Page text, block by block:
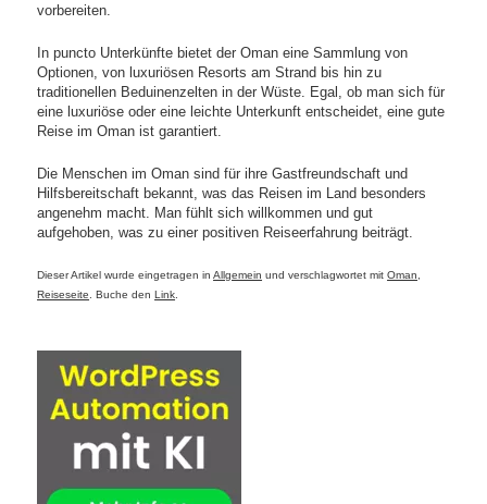
vorbereiten.
In puncto Unterkünfte bietet der Oman eine Sammlung von
Optionen, von luxuriösen Resorts am Strand bis hin zu
traditionellen Beduinenzelten in der Wüste. Egal, ob man sich für
eine luxuriöse oder eine leichte Unterkunft entscheidet, eine gute
Reise im Oman ist garantiert.
Die Menschen im Oman sind für ihre Gastfreundschaft und
Hilfsbereitschaft bekannt, was das Reisen im Land besonders
angenehm macht. Man fühlt sich willkommen und gut
aufgehoben, was zu einer positiven Reiseerfahrung beiträgt.
Dieser Artikel wurde eingetragen inAllgemein und verschlagwortet mitOman
Reiseseite . Buche denLink